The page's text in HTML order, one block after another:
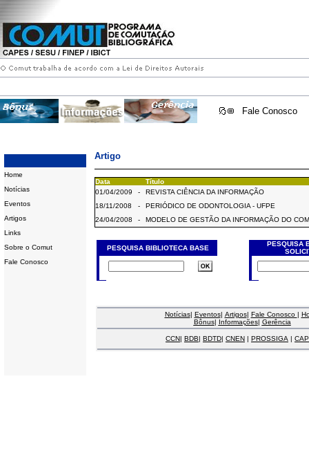
Fale Conosco
Home
Notícias
Eventos
Artigos
Links
Sobre o Comut
Fale Conosco
Artigo
Data
Título
01/04/2009
-
REVISTA CIÊNCIA DA INFORMAÇÃO
18/11/2008
-
PERIÓDICO DE ODONTOLOGIA - UFPE
24/04/2008
- MODELO DE GESTÃO DA INFORMAÇÃO DO
PESQUISA BIBLIOTECA BASE
PESQUISA
Notícias| Eventos| Artigos| Fale Conosco |
Bônus| Informações| Gerência
CCN| BDB| BDTD| CNEN | PROSSIGA |